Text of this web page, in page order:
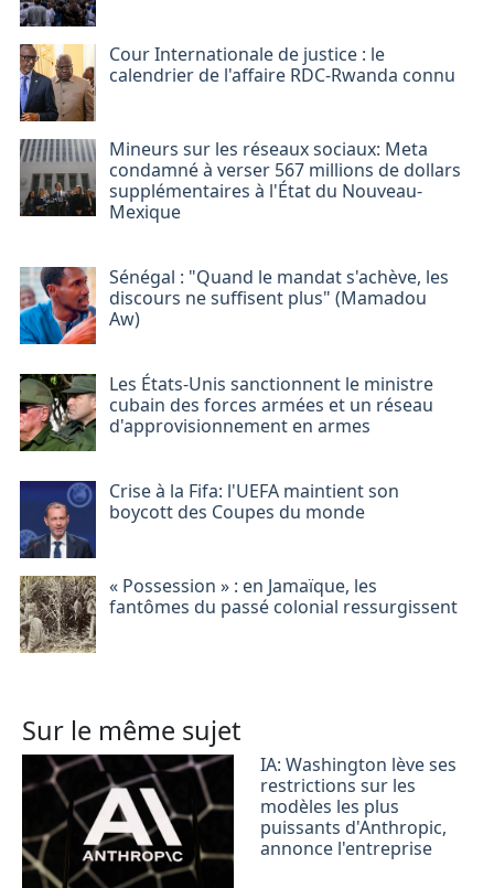
Cour Internationale de justice : le
calendrier de l'affaire RDC-Rwanda connu
Mineurs sur les réseaux sociaux: Meta
condamné à verser 567 millions de dollars
supplémentaires à l'État du Nouveau-
Mexique
Sénégal : "Quand le mandat s'achève, les
discours ne suffisent plus" (Mamadou
Aw)
Les États-Unis sanctionnent le ministre
cubain des forces armées et un réseau
d'approvisionnement en armes
Crise à la Fifa: l'UEFA maintient son
boycott des Coupes du monde
« Possession » : en Jamaïque, les
fantômes du passé colonial ressurgissent
Sur le même sujet
IA: Washington lève ses
restrictions sur les
modèles les plus
puissants d'Anthropic,
annonce l'entreprise